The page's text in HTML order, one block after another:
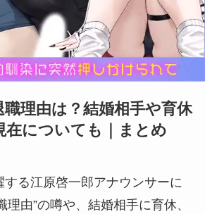
理由は？結婚相手や育休
在についても｜まとめ
る江原啓一郎アナウンサーに
理由”の噂や、結婚相手に育休、